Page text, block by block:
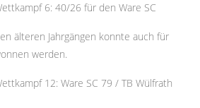
6: 40/26 für den Ware SC
älteren Jahrgängen konnte auch für
werden.
12: Ware SC 79 / TB Wülfrath